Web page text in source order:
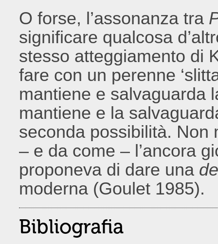
O forse, l’assonanza tra
significare qualcosa
stesso atteggiamento di
fare con un perenne
mantiene e salvaguarda
mantiene e la
seconda possibilità. Non
– e da come – l’ancora
proponeva di dare una
moderna (Goulet 1985).
Bibliografia